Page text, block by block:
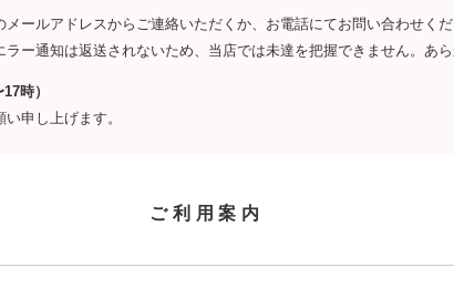
ールアドレスからご連絡いただくか、お電話にてお問い合わせくだ
ー通知は返送されないため、当店では未達を把握できません。あら
時）
申し上げます。
ご利用案内